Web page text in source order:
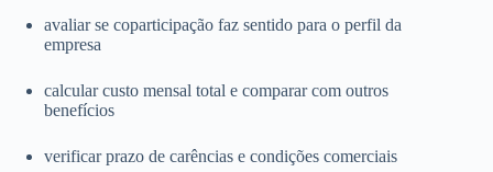
avaliar se coparticipação faz sentido para o perfil da
empresa
calcular custo mensal total e comparar com outros
benefícios
verificar prazo de carências e condições comerciais